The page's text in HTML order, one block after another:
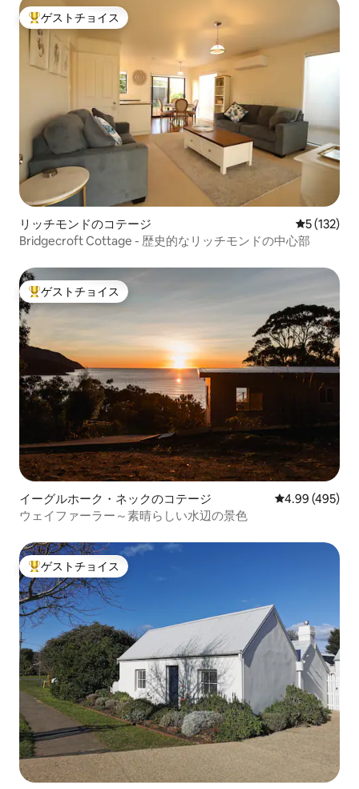
大好評のゲストチョイスです。
ゲストチョイス
リッチモンドのコテージ レビュー
5 (132)
Bridgecroft Cottage - 歴史的なリッチモンドの中心部
大好評のゲストチョイスです。
ゲストチョイス
イーグルホーク・ネックのコテージ レビュー495
4.99 (495)
ウェイファーラー～素晴らしい水辺の景色
大好評のゲストチョイスです。
ゲストチョイス